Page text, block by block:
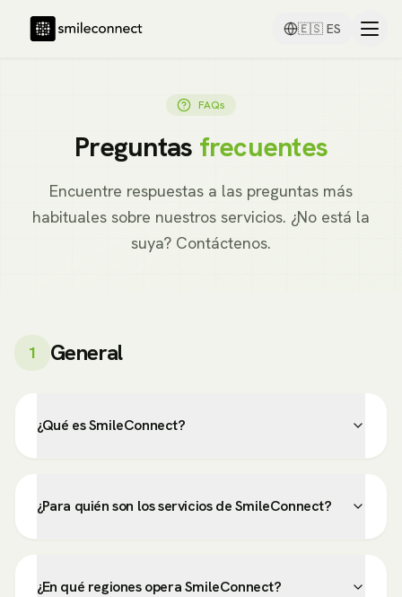
🇪🇸 ES
FAQs
Preguntas frecuentes
Encuentre respuestas a las preguntas más
habituales sobre nuestros servicios. ¿No está la
suya? Contáctenos.
1 General
¿Qué es SmileConnect?
¿Para quién son los servicios de SmileConnect?
¿En qué regiones opera SmileConnect?